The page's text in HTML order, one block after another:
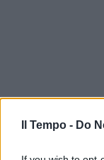
Il Tempo - Do